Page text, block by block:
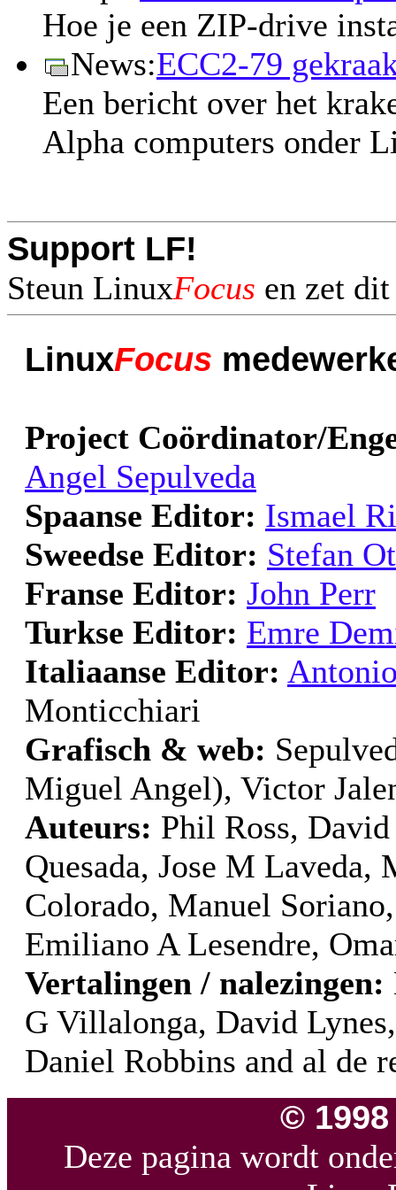
Hoe je een ZIP-drive
News:ECC2-79
Een bericht over het
Alpha computers onder
Support LF!
Steun LinuxFocus en zet
LinuxFocus
Project Coördinator/
Angel Sepulveda
Spaanse Editor: Ismael
Sweedse Editor: Stefan
Franse Editor: John Perr
Turkse Editor: Emre
Italiaanse Editor:
Monticchiari
Grafisch & web:
Miguel Angel), Victor
Auteurs: Phil Ross,
Quesada, Jose M
Colorado, Manuel
Emiliano A Lesendre,
Vertalingen / nalezingen:
G Villalonga, David
Daniel Robbins and al de
©
Deze pagina wordt